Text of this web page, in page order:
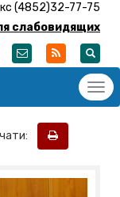
(4852)32-77-75
слабовидящих